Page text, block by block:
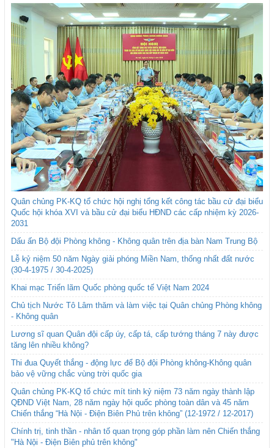
Quân chủng PK-KQ tổ chức hội nghị tổng kết công tác bầu cử đại biểu
Quốc hội khóa XVI và bầu cử đại biểu HĐND các cấp nhiệm kỳ 2026-
2031
Dấu ấn Bộ đội Phòng không - Không quân trên địa bàn Nam Trung Bộ
Lễ kỷ niệm 50 năm Ngày giải phóng Miền Nam, thống nhất đất nước
(30-4-1975 / 30-4-2025)
Khai mạc Triển lãm Quốc phòng quốc tế Việt Nam 2024
Chủ tịch Nước Tô Lâm thăm và làm việc tại Quân chủng Phòng không
- Không quân
Lương sĩ quan Quân đội cấp úy, cấp tá, cấp tướng tháng 7 này được
tăng lên nhiều không?
Thi đua Quyết thắng - động lực để Bộ đội Phòng không-Không quân
bảo vệ vững chắc vùng trời quốc gia
Quân chủng PK-KQ tổ chức mít tinh kỷ niệm 73 năm ngày thành lập
QĐND Việt Nam, 28 năm ngày hội quốc phòng toàn dân và 45 năm
Chiến thắng “Hà Nội - Điện Biên Phủ trên không” (12-1972 / 12-2017)
Chính trị, tinh thần - nhân tố quan trọng góp phần làm nên Chiến thắng
"Hà Nội - Điện Biên phủ trên không"